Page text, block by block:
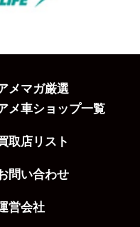
メマガ厳選
メ車ショップ一覧
取店リスト
問い合わせ
営会社